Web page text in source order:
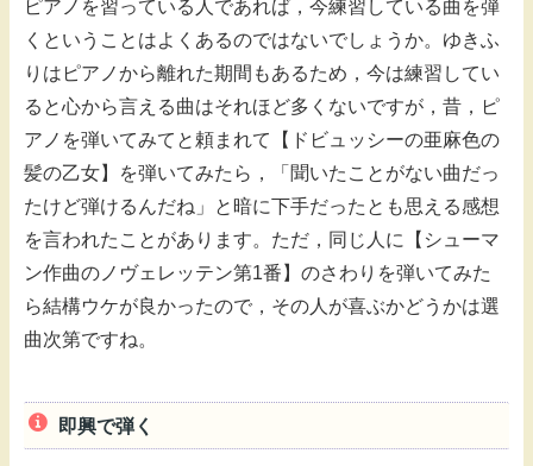
ピアノを習っている人であれば，今練習している曲を弾
くということはよくあるのではないでしょうか。ゆきふ
りはピアノから離れた期間もあるため，今は練習してい
ると心から言える曲はそれほど多くないですが，昔，ピ
アノを弾いてみてと頼まれて【ドビュッシーの亜麻色の
髪の乙女】を弾いてみたら，「聞いたことがない曲だっ
たけど弾けるんだね」と暗に下手だったとも思える感想
を言われたことがあります。ただ，同じ人に【シューマ
ン作曲のノヴェレッテン第1番】のさわりを弾いてみた
ら結構ウケが良かったので，その人が喜ぶかどうかは選
曲次第ですね。
即興で弾く